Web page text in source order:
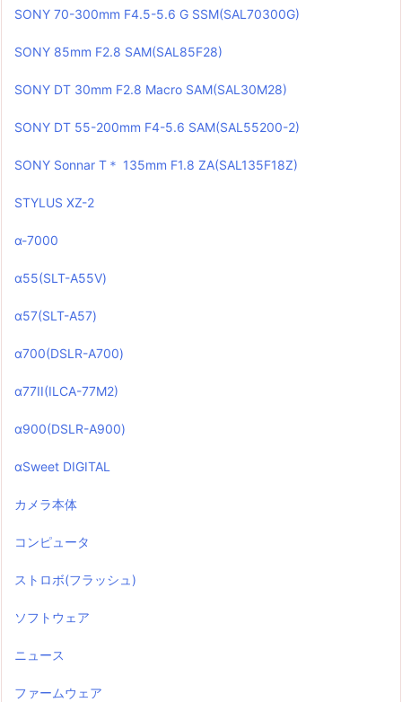
SONY 70-300mm F4.5-5.6 G SSM(SAL70300G)
SONY 85mm F2.8 SAM(SAL85F28)
SONY DT 30mm F2.8 Macro SAM(SAL30M28)
SONY DT 55-200mm F4-5.6 SAM(SAL55200-2)
SONY Sonnar T＊ 135mm F1.8 ZA(SAL135F18Z)
STYLUS XZ-2
α-7000
α55(SLT-A55V)
α57(SLT-A57)
α700(DSLR-A700)
α77II(ILCA-77M2)
α900(DSLR-A900)
αSweet DIGITAL
カメラ本体
コンピュータ
ストロボ(フラッシュ)
ソフトウェア
ニュース
ファームウェア